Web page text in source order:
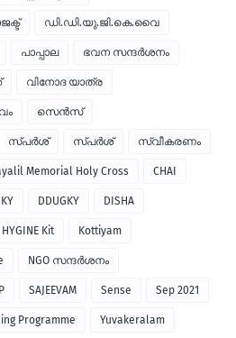
ഡി.ഡി.യു.ജി.കെ.വൈ
പാപ്പാല ഭവന സന്ദര്‍ശനം
വിനോദ യാത്ര
സെന്‍സ്
സ്പര്‍ശ് സ്പർശ് സ്വീകരണം
Memorial Holy Cross CHAI
DDUGKY DISHA
HYGINE Kit Kottiyam
NGO സന്ദര്‍ശനം
SAJEEVAM Sense Sep 2021
Programme Yuvakeralam